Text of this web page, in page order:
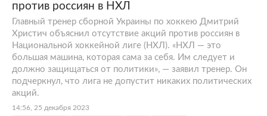
против россиян в НХЛ
Главный тренер сборной Украины по хоккею Дмитрий
Христич объяснил отсутствие акций против россиян в
Национальной хоккейной лиге (НХЛ). «НХЛ — это
большая машина, которая сама за себя. Им следует и
должно защищаться от политики», — заявил тренер. Он
подчеркнул, что лига не допустит никаких политических
акций.
14:56, 25 декабря 2023